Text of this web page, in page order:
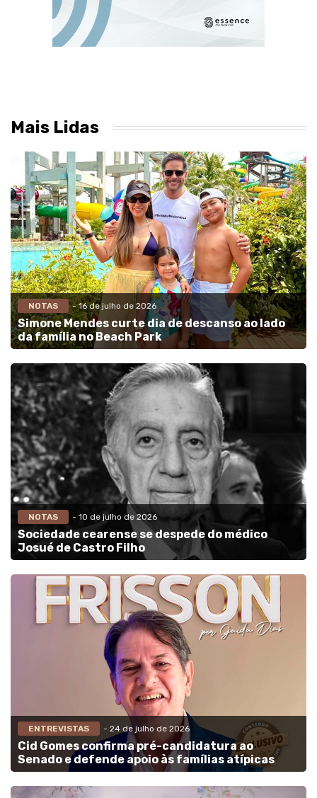
Mais Lidas
NOTAS - 16 de julho de 2026
Simone Mendes curte dia de descanso ao lado
da família no Beach Park
NOTAS - 10 de julho de 2026
Sociedade cearense se despede do médico
Josué de Castro Filho
ENTREVISTAS - 24 de julho de 2026
Cid Gomes confirma pré-candidatura ao
Senado e defende apoio às famílias atípicas